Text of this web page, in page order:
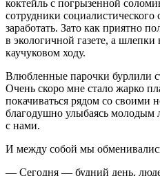
коктейль с погрызенной
сотрудники социалистического
заработать. Зато как приятно
в экологичной газете, а
каучуковом ходу.
Влюбленные парочки бурлили
Очень скоро мне стало жарко
покачиваться рядом со своими
благодушно улыбаясь
с нами.
И между собой мы
— Сегодня — будний день,